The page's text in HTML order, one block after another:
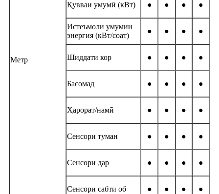
Метр
Қувваи умумӣ (кВт) ● ● ● ●
Истеъмоли умумии
энергия (кВт/соат)
● ● ● ●
Шиддати кор ● ● ● ●
Басомад ● ● ● ●
Ҳарорат/намӣ ● ● ● ●
Сенсори туман ● ● ● ●
Сенсори дар ● ● ● ●
Сенсори сабти об ● ● ● ●